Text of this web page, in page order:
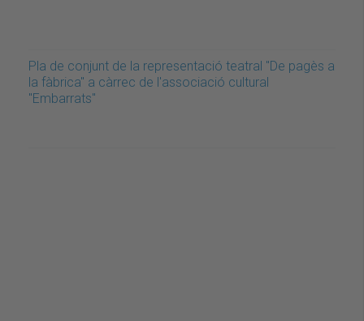
Pla de conjunt de la representació teatral "De pagès a
la fàbrica" a càrrec de l'associació cultural
"Embarrats"